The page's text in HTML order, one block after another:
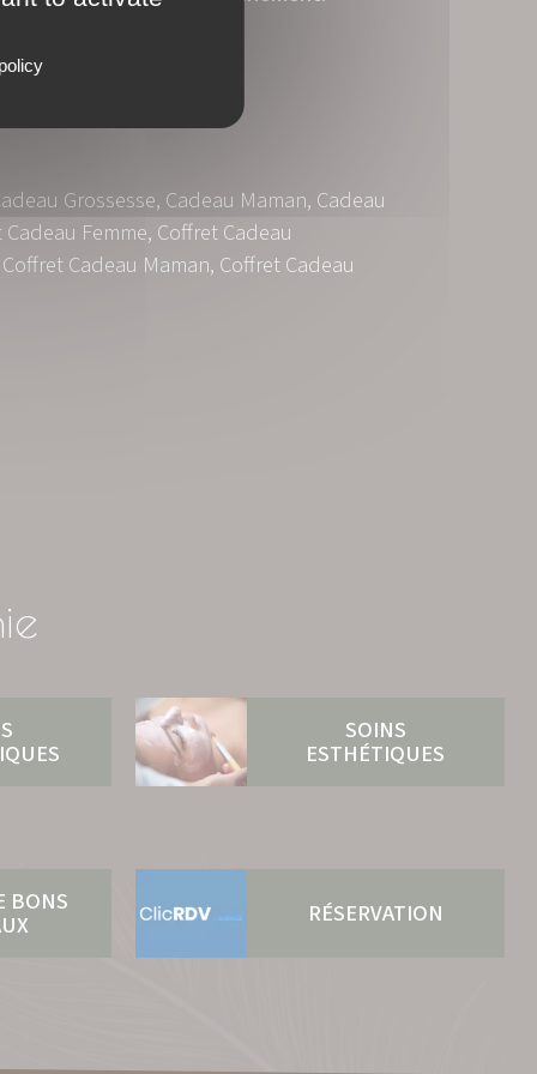
Grossesse, Cadeau Maman, Cadeau
Femme, Coffret Cadeau
Coffret Cadeau Maman, Coffret Cadeau
SOINS
ESTHÉTIQUES
BONS RÉSERVATION